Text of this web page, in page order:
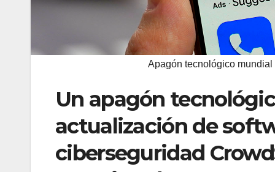
Apagón tecnológico
Un apagón
actualización de
ciberseguridad